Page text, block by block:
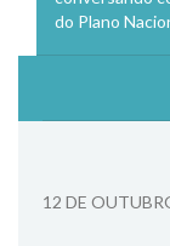
do Plano
12 DE